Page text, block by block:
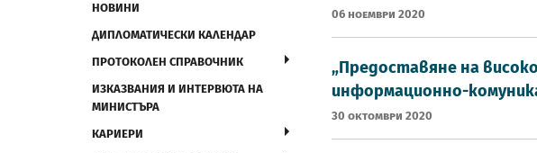
НОВИНИ
ДИПЛОМАТИЧЕСКИ КАЛЕНДАР
ПРОТОКОЛЕН СПРАВОЧНИК
ИЗКАЗВАНИЯ И ИНТЕРВЮТА НА
МИНИСТЪРА
КАРИЕРИ
06 Ноември 2020
„Предоставяне на
информационно-
30 Октомври 2020